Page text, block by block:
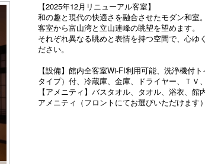
【2025年12月リニューアル客室】
和の趣と現代の快適さを融合させたモダン和室。
客室から富山湾と立山連峰の眺望を望めます。
それぞれ異なる眺めと表情を持つ空間で、心ゆ
ださい。
【設備】館内全客室Wi-FI利用可能、洗浄機付
タイプ）付、冷蔵庫、金庫、ドライヤー、ＴＶ
【アメニティ】バスタオル、タオル、浴衣、
アメニティ（フロントにてお選びいただけます）